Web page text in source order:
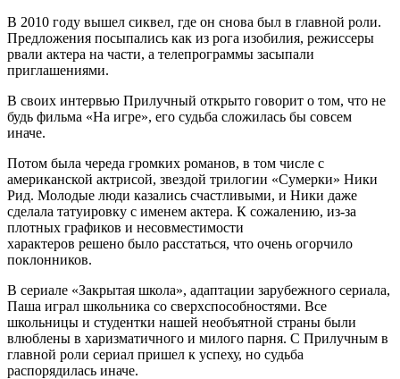
В 2010 году вышел сиквел, где он снова был в главной роли.
Предложения посыпались как из рога изобилия, режиссеры
рвали актера на части, а телепрограммы засыпали
приглашениями.
В своих интервью Прилучный открыто говорит о том, что не
будь фильма «На игре», его судьба сложилась бы совсем
иначе.
Потом была череда громких романов, в том числе с
американской актрисой, звездой трилогии «Сумерки» Ники
Рид. Молодые люди казались счастливыми, и Ники даже
сделала татуировку с именем актера. К сожалению, из-за
плотных графиков и несовместимости
характеров решено было расстаться, что очень огорчило
поклонников.
В сериале «Закрытая школа», адаптации зарубежного сериала,
Паша играл школьника со сверхспособностями. Все
школьницы и студентки нашей необъятной страны были
влюблены в харизматичного и милого парня. С Прилучным в
главной роли сериал пришел к успеху, но судьба
распорядилась иначе.